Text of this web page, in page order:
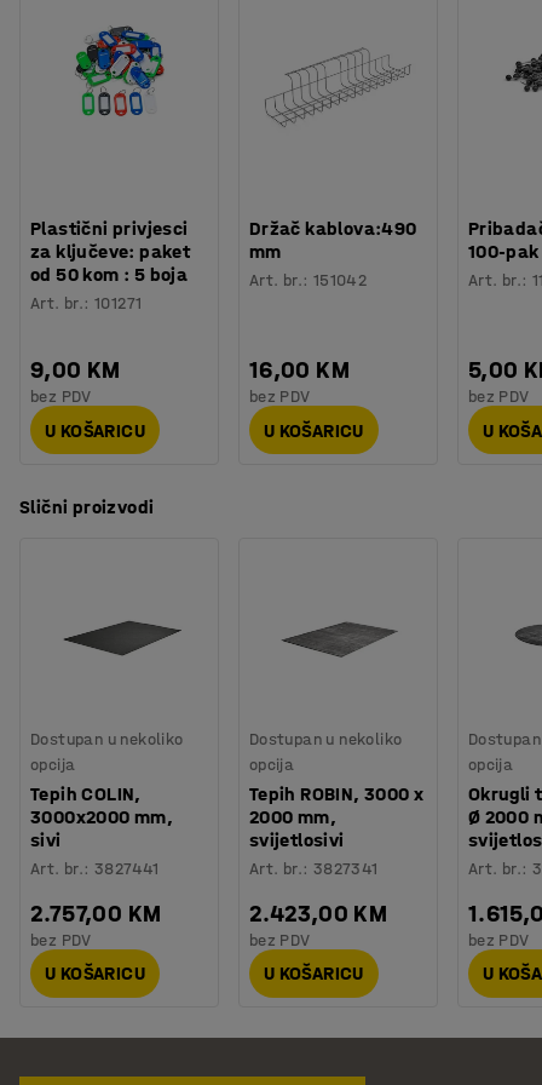
se mogu koristiti stolice s kotačima.
22 kg
Testirano: EN 1307
Plastični privjesci
za ključeve: paket
od 50 kom : 5 boja
Art. br.:101271
9,00 KM
bez PDV
U KOŠARICU
Držač kablova:490
mm
Art. br.: 151042
16,00 KM
bez PDV
U KOŠARICU
100-pak
Art. br.:
5,00
bez PDV
U
Slični proizvodi
Dostupan u nekoliko
opcija
Tepih COLIN,
3000x2000 mm,
sivi
Art. br.:3827441
2.757,00 KM
bez PDV
U KOŠARICU
Dostupan u nekoliko
opcija
Tepih ROBIN, 3000 x
2000 mm,
svijetlosivi
Art. br.: 3827341
2.423,00 KM
bez PDV
U KOŠARICU
opcija
Okrugli
Ø 2000
Art. br.:
bez PDV
U